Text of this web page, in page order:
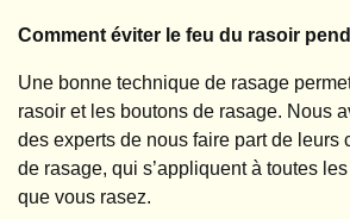
Comment éviter le feu du rasoir
Une bonne technique de rasage
rasoir et les boutons de rasage. Nous
des experts de nous faire part de leurs
de rasage, qui s’appliquent à toutes
que vous rasez.